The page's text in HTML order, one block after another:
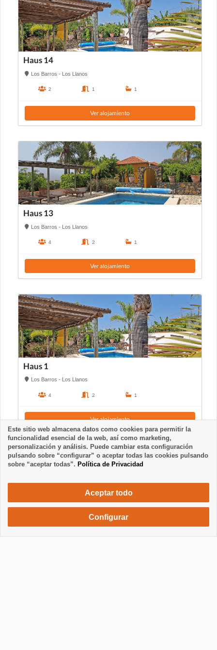
Haus 14
Los Barros - Los Llanos
2 1 1
Ver alojamiento
Haus 13
Los Barros - Los Llanos
4 2 1
Ver alojamiento
Haus 1
Los Barros - Los Llanos
4 2 1
Ver alojamiento
520 €/ semana
Este sitio web almacena datos como cookies para permitir la
funcionalidad esencial de la web, así como marketing,
personalización y análisis. Puede cambiar esta configuración
pulsando sobre “configurar” o aceptar todas las cookies pulsando
sobre “aceptar todas”. Política de Privacidad
Aceptar todo
Configurar